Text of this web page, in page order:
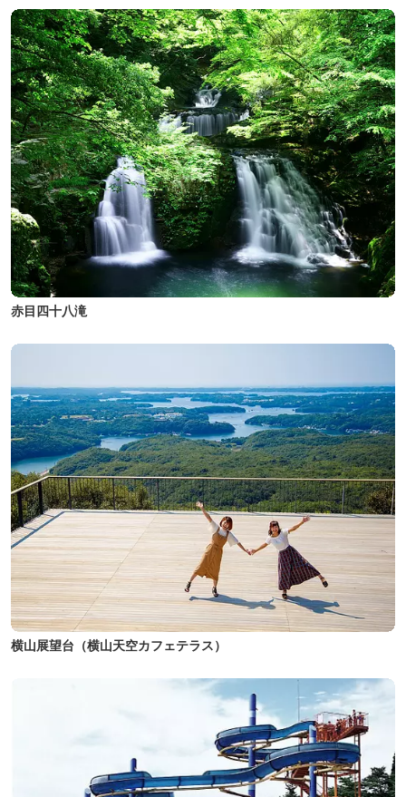
赤目四十八滝
横山展望台（横山天空カフェテラス）